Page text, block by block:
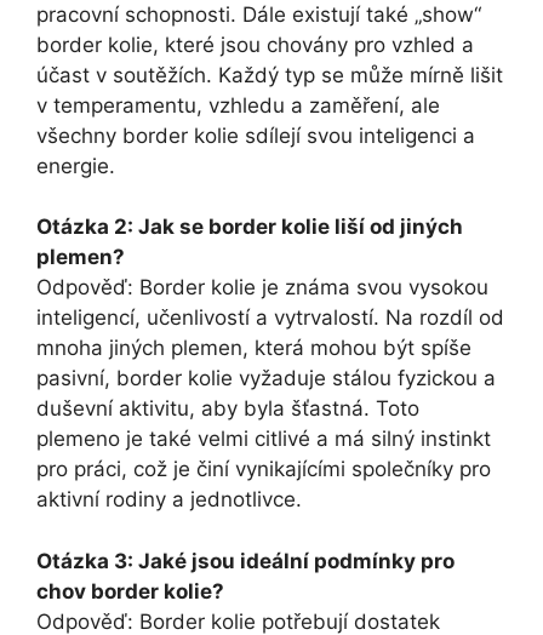
pracovní schopnosti. Dále existují také „show“
border kolie, které jsou chovány pro vzhled a
účast v soutěžích. Každý typ se může mírně lišit
v temperamentu, vzhledu a zaměření, ale
všechny border kolie sdílejí svou inteligenci a
energie.
Otázka 2: Jak se border kolie liší od jiných
plemen?
Odpověď: Border kolie je známa svou vysokou
inteligencí, učenlivostí a vytrvalostí. Na rozdíl od
mnoha jiných plemen, která mohou být spíše
pasivní, border kolie vyžaduje stálou fyzickou a
duševní aktivitu, aby byla šťastná. Toto
plemeno je také velmi citlivé a má silný instinkt
pro práci, což je činí vynikajícími společníky pro
aktivní rodiny a jednotlivce.
Otázka 3: Jaké jsou ideální podmínky pro
chov border kolie?
Odpověď: Border kolie potřebují dostatek